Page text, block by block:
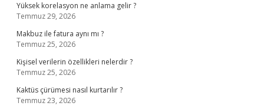
Yüksek korelasyon ne anlama gelir ?
Temmuz 29, 2026
Makbuz ile fatura aynı mı ?
Temmuz 25, 2026
Kişisel verilerin özellikleri nelerdir ?
Temmuz 25, 2026
Kaktüs çürümesi nasıl kurtarılır ?
Temmuz 23, 2026